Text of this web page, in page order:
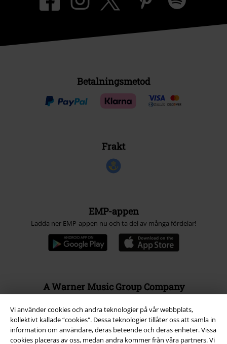
Vi använder cookies och andra teknologier på vår webbplats,
kollektivt kallade “cookies". Dessa teknologier tillåter oss att samla in
information om användare, deras beteende och deras enheter. Vissa
cookies placeras av oss, medan andra kommer från våra partners. Vi
Betalningsmetod
Frakt
EMP-appen
Ladda ner EMP-appen nu och ta del av många fördelar!
A Warner Music Group Company